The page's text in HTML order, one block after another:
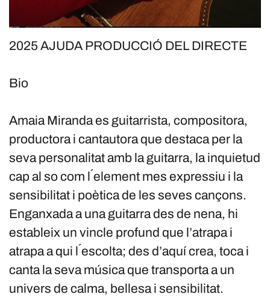
2025 AJUDA PRODUCCIÓ DEL DIRECTE
Bio
Amaia Miranda es guitarrista, compositora,
productora i cantautora que destaca per la
seva personalitat amb la guitarra, la inquietud
cap al so com l ́element mes expressiu i la
sensibilitat i poètica de les seves cançons.
Enganxada a una guitarra des de nena, hi
estableix un vincle profund que l’atrapa i
atrapa a qui l ́escolta; des d’aquí crea, toca i
canta la seva música que transporta a un
univers de calma, bellesa i sensibilitat.